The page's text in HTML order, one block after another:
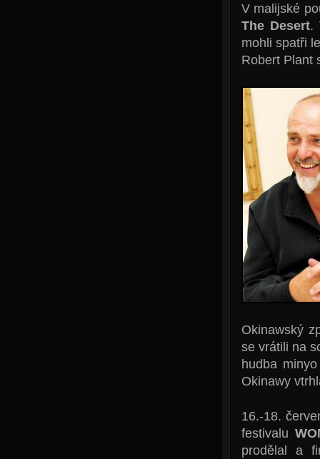
V malijské
The Desert.
mohli spatři
Robert Plant
Okinawský
se vrátili na
hudba
Okinawy
16.-18.
festivalu
prodělal a